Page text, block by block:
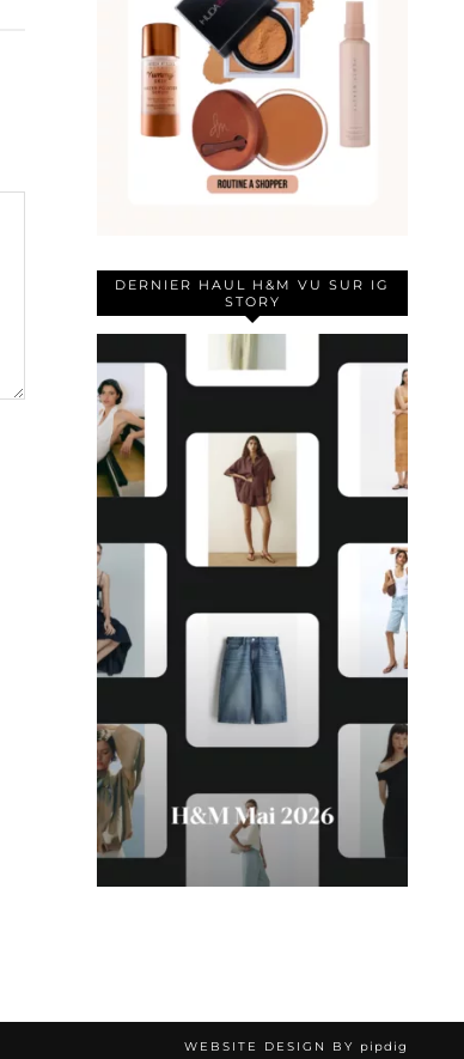
DERNIER HAUL H&M VU SUR IG
STORY
WEBSITE DESIGN BY pipdig